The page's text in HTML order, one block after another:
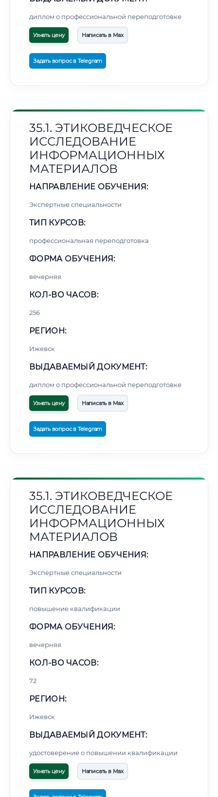
диплом о профессиональной переподготовке
Узнать цену Написать в Max
Задать вопрос в Telegram
35.1. ЭТИКОВЕДЧЕСКОЕ
ИССЛЕДОВАНИЕ
ИНФОРМАЦИОННЫХ
МАТЕРИАЛОВ
НАПРАВЛЕНИЕ ОБУЧЕНИЯ:
Экспертные специальности
ТИП КУРСОВ:
профессиональная переподготовка
ФОРМА ОБУЧЕНИЯ:
вечерняя
КОЛ-ВО ЧАСОВ:
256
РЕГИОН:
Ижевск
ВЫДАВАЕМЫЙ ДОКУМЕНТ:
диплом о профессиональной переподготовке
Узнать цену Написать в Max
Задать вопрос в Telegram
35.1. ЭТИКОВЕДЧЕСКОЕ
ИССЛЕДОВАНИЕ
ИНФОРМАЦИОННЫХ
МАТЕРИАЛОВ
НАПРАВЛЕНИЕ ОБУЧЕНИЯ:
Экспертные специальности
ТИП КУРСОВ:
повышение квалификации
ФОРМА ОБУЧЕНИЯ:
вечерняя
КОЛ-ВО ЧАСОВ:
72
РЕГИОН:
Ижевск
ВЫДАВАЕМЫЙ ДОКУМЕНТ:
удостоверение о повышении квалификации
Узнать цену Написать в Max